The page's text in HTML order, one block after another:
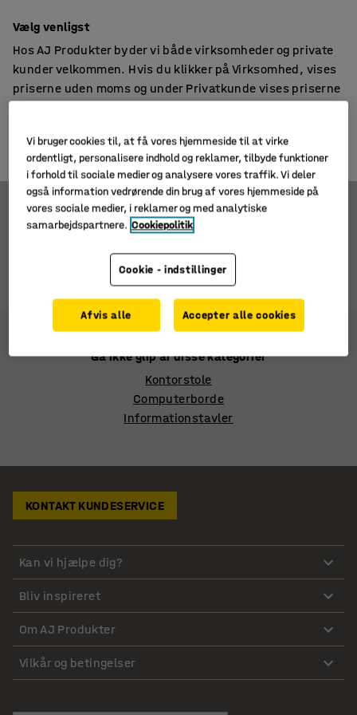
Der er ingen produkter i denne kategori. Du er
velkommen til at besøge Reoler.
Gå ikke glip af disse kategorier
Kontorstole
Computerborde
Informationstavler
KONTAKT KUNDESERVICE
Kan vi hjælpe dig?
Bliv inspireret
Om AJ Produkter
Vilkår og betingelser
Vælg venligst
Hos AJ Produkter byder vi både virksomheder og private
kunder velkommen. Hvis du klikker på Virksomhed, vises
priserne uden moms og under Privatkunde vises priserne
VIRKSOMHED PRIVATKUNDE
Vi bruger cookies til, at få vores hjemmeside til at virke
ordentligt, personalisere indhold og reklamer, tilbyde funktioner
i forhold til sociale medier og analysere vores traffik. Vi deler
også information vedrørende din brug af vores hjemmeside på
vores sociale medier, i reklamer og med analytiske
samarbejdspartnere. Cookiepolitik
Cookie - indstillinger
Afvis alle Accepter alle cookies